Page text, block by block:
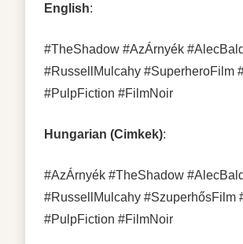
English:
#TheShadow #AzÁrnyék
#RussellMulcahy #SuperheroFilm
#PulpFiction #FilmNoir
Hungarian (Cimkek):
#AzÁrnyék #TheShadow
#RussellMulcahy #SzuperhősFilm
#PulpFiction #FilmNoir